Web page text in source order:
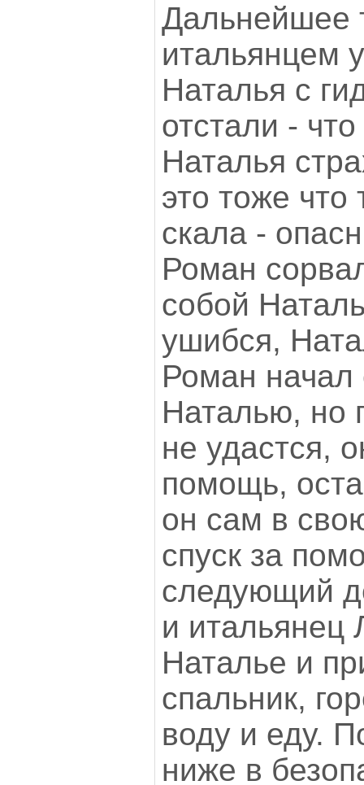
Дальнейшее
итальянцем
Наталья с
отстали -
Наталья
это тоже что
скала -
Роман
собой
ушибся,
Роман начал
Наталью, но
не удастся,
помощь,
он сам в
спуск за
следующий
и итальянец
Наталье и
спальник,
воду и еду.
ниже в